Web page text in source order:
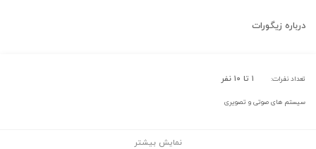
درباره زیگورات
تعداد نفرات: ۱ تا ۱۰ نفر
سیستم های صوتی و تصویری
نمایش بیشتر